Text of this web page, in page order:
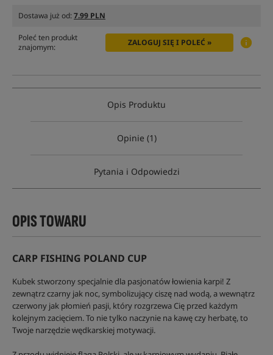
Dostawa już od:7.99 PLN
Poleć ten produkt
znajomym:
ZALOGUJ SIĘ I POLEĆ »
Opis Produktu
Opinie (1)
Pytania i Odpowiedzi
OPIS TOWARU
CARP FISHING POLAND CUP
Kubek stworzony specjalnie dla pasjonatów łowienia karpi! Z
zewnątrz czarny jak noc, symbolizujący ciszę nad wodą, a wewnątrz
czerwony jak płomień pasji, który rozgrzewa Cię przed każdym
kolejnym zacięciem. To nie tylko naczynie na kawę czy herbatę, to
Twoje narzędzie wędkarskiej motywacji.